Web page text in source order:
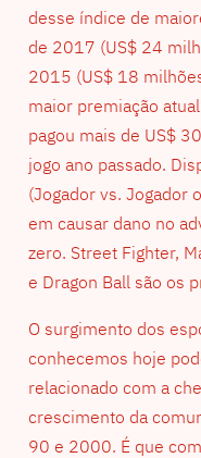
desse índice de
de 2017 (US$ 24
2015 (US$ 18
maior premiação
pagou mais de US$
jogo ano passado.
(Jogador vs. Jogador
em causar dano no
zero. Street Fighter,
e Dragon Ball são os
O surgimento dos
conhecemos hoje
relacionado com a
crescimento da
90 e 2000. É que